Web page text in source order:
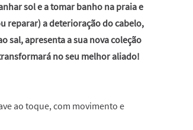
sol e a tomar banho na praia e
reparar) a deterioração do cabelo,
sal, apresenta a sua nova coleção
no seu melhor aliado!
ao toque, com movimento e